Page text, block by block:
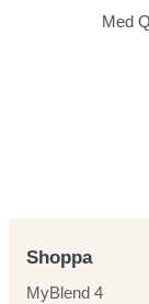
Med
Shoppa
MyBlend 4